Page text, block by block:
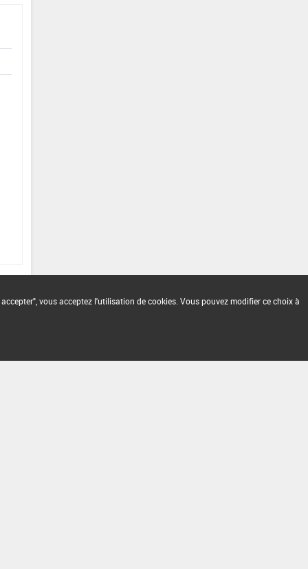
vous acceptez l'utilisation de cookies. Vous pouvez modifier ce choix à